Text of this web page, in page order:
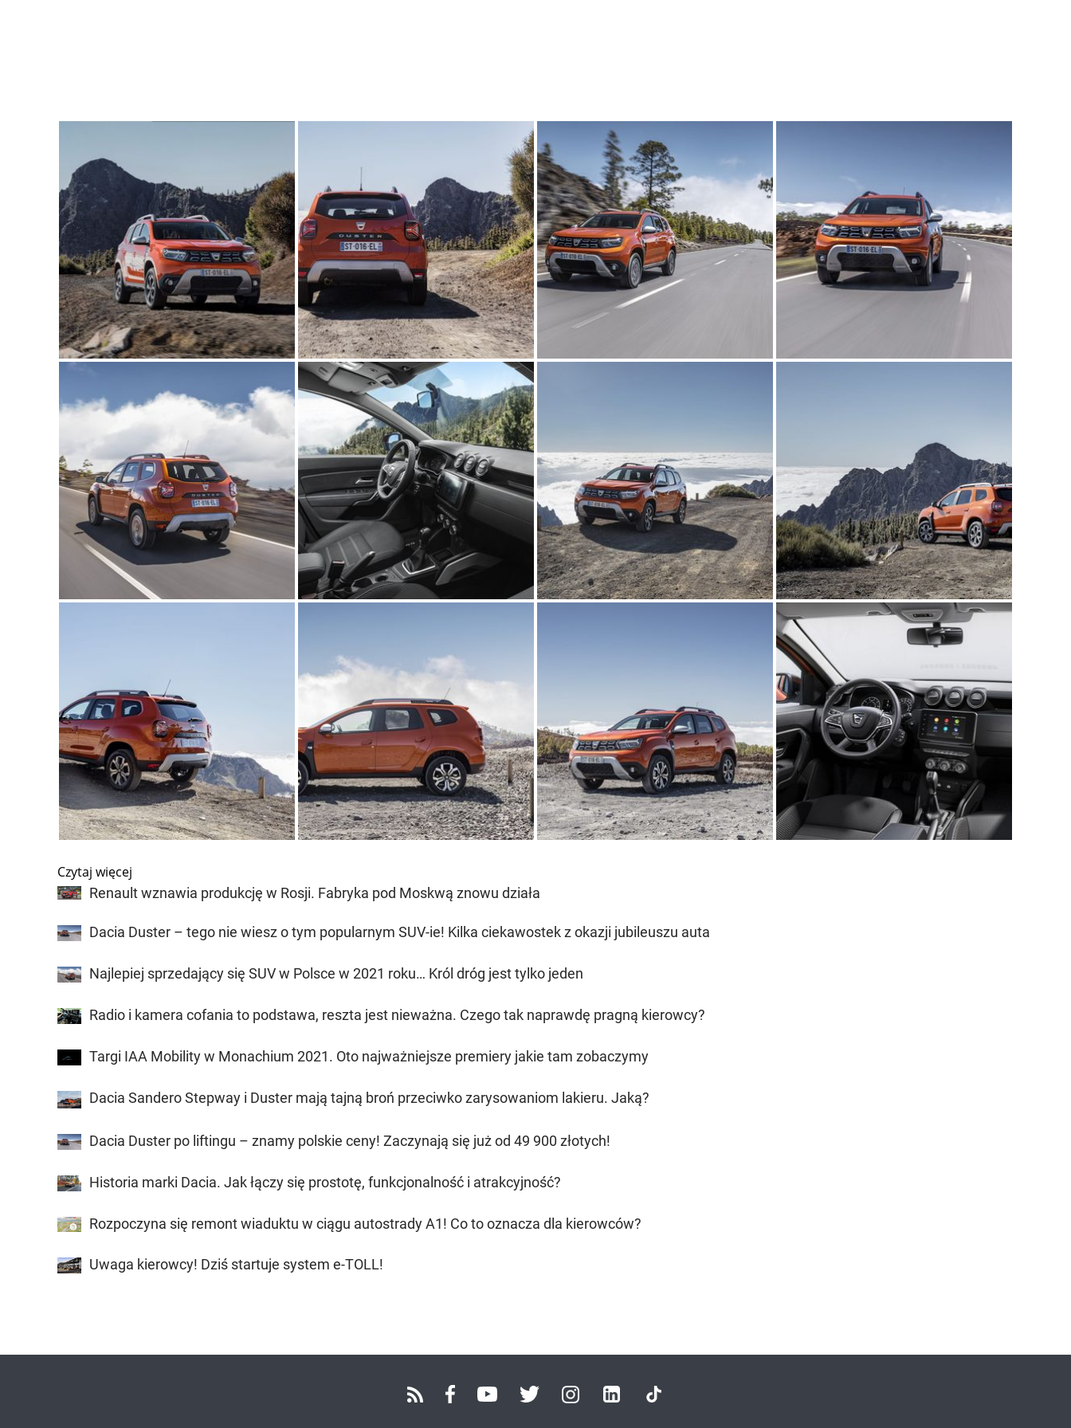
Czytaj więcej
Renault wznawia produkcję w Rosji. Fabryka pod Moskwą znowu działa
Dacia Duster – tego nie wiesz o tym popularnym SUV-ie! Kilka ciekawostek z okazji jubileuszu auta
Najlepiej sprzedający się SUV w Polsce w 2021 roku… Król dróg jest tylko jeden
Radio i kamera cofania to podstawa, reszta jest nieważna. Czego tak naprawdę pragną kierowcy?
Targi IAA Mobility w Monachium 2021. Oto najważniejsze premiery jakie tam zobaczymy
Dacia Sandero Stepway i Duster mają tajną broń przeciwko zarysowaniom lakieru. Jaką?
Dacia Duster po liftingu – znamy polskie ceny! Zaczynają się już od 49 900 złotych!
Historia marki Dacia. Jak łączy się prostotę, funkcjonalność i atrakcyjność?
Rozpoczyna się remont wiaduktu w ciągu autostrady A1! Co to oznacza dla kierowców?
Uwaga kierowcy! Dziś startuje system e-TOLL!